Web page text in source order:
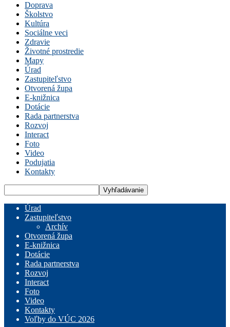
Doprava
Školstvo
Kultúra
Sociálne veci
Zdravie
Životné prostredie
Mapy
Úrad
Zastupiteľstvo
Otvorená župa
E-knižnica
Dotácie
Rada partnerstva
Rozvoj
Interact
Foto
Video
Podujatia
Kontakty
Úrad
Zastupiteľstvo
Archív
Otvorená župa
E-knižnica
Dotácie
Rada partnerstva
Rozvoj
Interact
Foto
Video
Kontakty
Voľby do VÚC 2026